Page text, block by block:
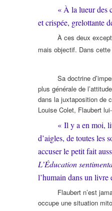
« À la lueur des
et crispée, grelottante
À ces deux
mais objectif. Dans
Sa doctrine
plus générale de
dans la juxtaposition de
Louise Colet, Flaubert
« Il y a en moi,
d’aigles, de toutes les
accuser le petit fait
L’Éducation
l’humain dans un livre
Flaubert n’est
occupe une situation